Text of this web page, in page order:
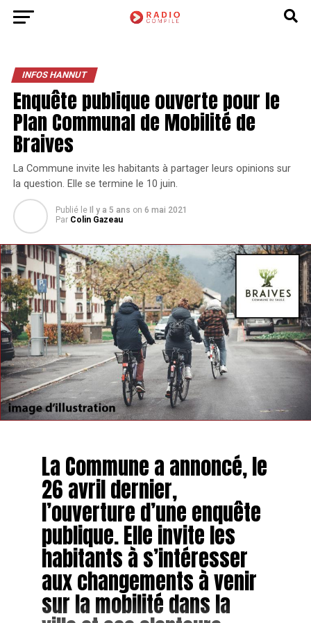
INFOS HANNUT
Enquête publique ouverte pour le
Plan Communal de Mobilité de
Braives
La Commune invite les habitants à partager leurs opinions sur
la question. Elle se termine le 10 juin.
Publié le Il y a 5 ans on 6 mai 2021
Par Colin Gazeau
La Commune a annoncé, le
26 avril dernier,
l’ouverture d’une enquête
publique. Elle invite les
habitants à s’intéresser
aux changements à venir
sur la mobilité dans la